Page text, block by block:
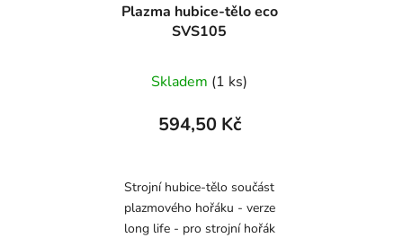
Plazma hubice-tělo eco
SVS105
Skladem (1 ks)
594,50 Kč
Strojní hubice-tělo součást
plazmového hořáku - verze
long life - pro strojní hořák